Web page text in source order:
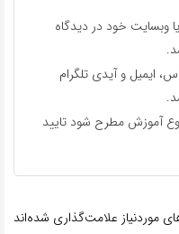
وبسایت خود در دیدگاه
ایمیل و آیدی تلگرام
آموزش مطرح شود تایید
موردنیاز علامت‌گذاری شده‌اند